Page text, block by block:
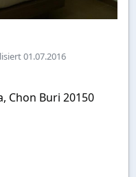
01.07.2016
Chon Buri 20150